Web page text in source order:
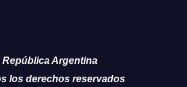
República Argentina
los derechos reservados